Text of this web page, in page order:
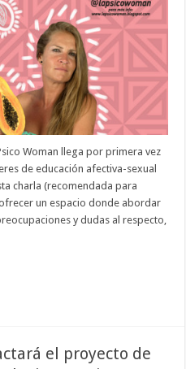
Woman llega por primera vez
de educación afectiva-sexual
charla (recomendada para
un espacio donde abordar
y dudas al respecto,
el proyecto de